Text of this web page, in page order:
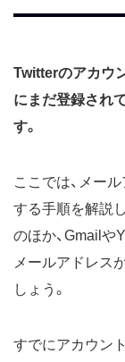
Twitterのアカウ
にまだ登録され
す。
ここでは、メー
する手順を解説
のほか、Gmailや
メールアドレス
しょう。
すでにアカウン